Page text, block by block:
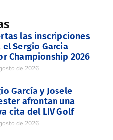
las inscripciones
el Sergio Garcia
Championship 2026
de 2026
García y Josele
afrontan una
cita del LIV Golf
de 2026